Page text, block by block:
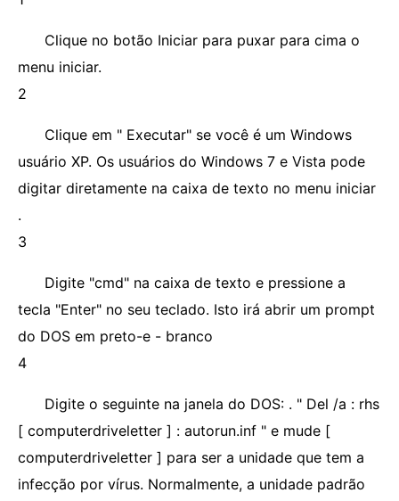
Clique no botão Iniciar para puxar para cima o
menu iniciar.
2
Clique em " Executar" se você é um Windows
usuário XP. Os usuários do Windows 7 e Vista pode
digitar diretamente na caixa de texto no menu iniciar
.
3
Digite "cmd" na caixa de texto e pressione a
tecla "Enter" no seu teclado. Isto irá abrir um prompt
do DOS em preto-e - branco
4
Digite o seguinte na janela do DOS: . " Del /a : rhs
[ computerdriveletter ] : autorun.inf " e mude [
computerdriveletter ] para ser a unidade que tem a
infecção por vírus. Normalmente, a unidade padrão